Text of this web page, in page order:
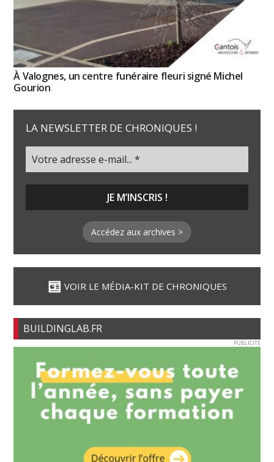
À Valognes, un centre funéraire fleuri signé Michel
Gourion
LA NEWSLETTER DE CHRONIQUES !
Accédez aux archives >
VOIR LE MÉDIA-KIT DE CHRONIQUES
BUILDINGLAB.FR
PUBLICITE